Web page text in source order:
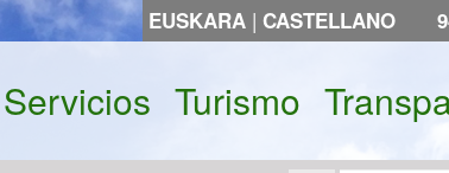
EUSKARA | CASTELLANO
Servicios Turismo